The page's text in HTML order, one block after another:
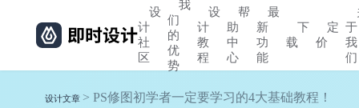
设
计
社
区
我
们
的
优
势
设
计
教
程
帮
助
中
心
最
新
功
能
下
载
定
价
于
我
们
设计文章 > PS修图初学者一定要学习的4大基础教程！